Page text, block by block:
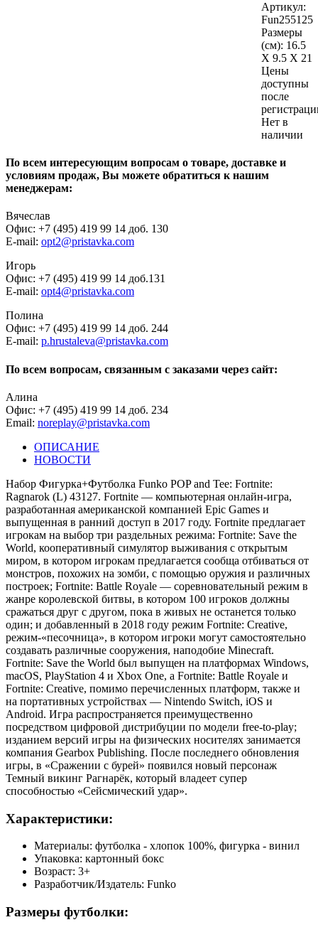
Артикул:
Fun255125
Размеры
(см): 16.5
X 9.5 X 21
Цены
доступны
после
Нет в
наличии
По всем интересующим вопросам о товаре, доставке и
условиям продаж, Вы можете обратиться к нашим
менеджерам:
Вячеслав
Офис: +7 (495) 419 99 14 доб. 130
E-mail: opt2@pristavka.com
Игорь
Офис: +7 (495) 419 99 14 доб.131
E-mail: opt4@pristavka.com
Полина
Офис: +7 (495) 419 99 14 доб. 244
E-mail: p.hrustaleva@pristavka.com
По всем вопросам, связанным с заказами через сайт:
Алина
Офис: +7 (495) 419 99 14 доб. 234
Email: noreplay@pristavka.com
ОПИСАНИЕ
НОВОСТИ
Набор Фигурка+Футболка Funko POP and Tee: Fortnite:
Ragnarok (L) 43127. Fortnite — компьютерная онлайн-игра,
разработанная американской компанией Epic Games и
выпущенная в ранний доступ в 2017 году. Fortnite предлагает
игрокам на выбор три раздельных режима: Fortnite: Save the
World, кооперативный симулятор выживания с открытым
миром, в котором игрокам предлагается сообща отбиваться от
монстров, похожих на зомби, с помощью оружия и различных
построек; Fortnite: Battle Royale — соревновательный режим в
жанре королевской битвы, в котором 100 игроков должны
сражаться друг с другом, пока в живых не останется только
один; и добавленный в 2018 году режим Fortnite: Creative,
режим-«песочница», в котором игроки могут самостоятельно
создавать различные сооружения, наподобие Minecraft.
Fortnite: Save the World был выпущен на платформах Windows,
macOS, PlayStation 4 и Xbox One, а Fortnite: Battle Royale и
Fortnite: Creative, помимо перечисленных платформ, также и
на портативных устройствах — Nintendo Switch, iOS и
Android. Игра распространяется преимущественно
посредством цифровой дистрибуции по модели free-to-play;
изданием версий игры на физических носителях занимается
компания Gearbox Publishing. После последнего обновления
игры, в «Сражении с бурей» появился новый персонаж
Темный викинг Рагнарёк, который владеет супер
способностью «Сейсмический удар».
Характеристики:
Материалы: футболка - хлопок 100%, фигурка - винил
Упаковка: картонный бокс
Возраст: 3+
Разработчик/Издатель: Funko
Размеры футболки: